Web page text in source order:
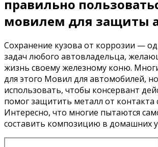
правильно
мовилем для защиты
Сохранение кузова от коррозии —
задач любого автовладельца,
жизнь своему железному коню.
для этого Мовил ​​для автомобилей,
использовать, чтобы консервант
помог защитить металл от контакта
Интересно, что многие пытаются
составить композицию в домашних